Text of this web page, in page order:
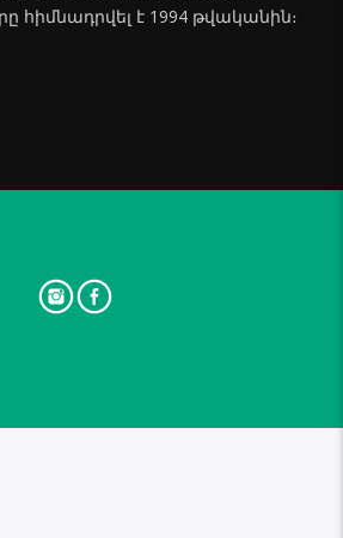
հիմնադրվել է 1994 թվականին։